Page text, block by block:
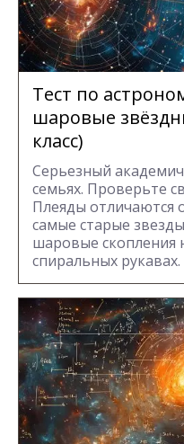
Тест по
шаровые
класс)
Серьезный
семьях. Проверьте
Плеяды отличаются
самые старые
шаровые скопления
спиральных рукавах.